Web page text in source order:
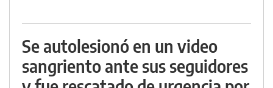
Se autolesionó en un video
sangriento ante sus seguidores